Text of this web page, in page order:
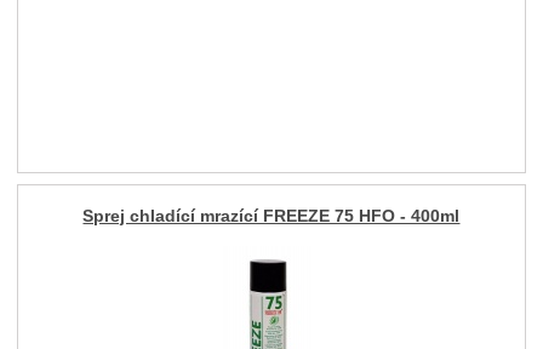
Sprej chladící mrazící FREEZE 75 HFO - 400ml